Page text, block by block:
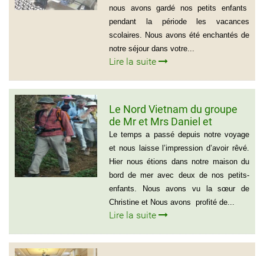
nous avons gardé nos petits enfants
pendant la période les vacances
scolaires. Nous avons été enchantés de
notre séjour dans votre...
Lire la suite
Le Nord Vietnam du groupe
de Mr et Mrs Daniel et
Christine
Le temps a passé depuis notre voyage
et nous laisse l’impression d’avoir rêvé.
Hier nous étions dans notre maison du
bord de mer avec deux de nos petits-
enfants. Nous avons vu la sœur de
Christine et Nous avons profité de...
Lire la suite